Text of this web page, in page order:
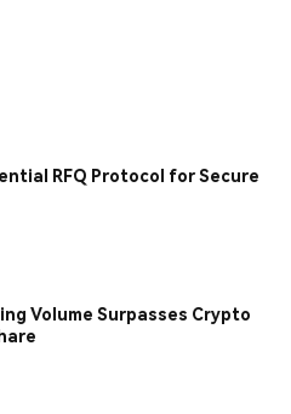
RFQ Protocol for Secure
Volume Surpasses Crypto